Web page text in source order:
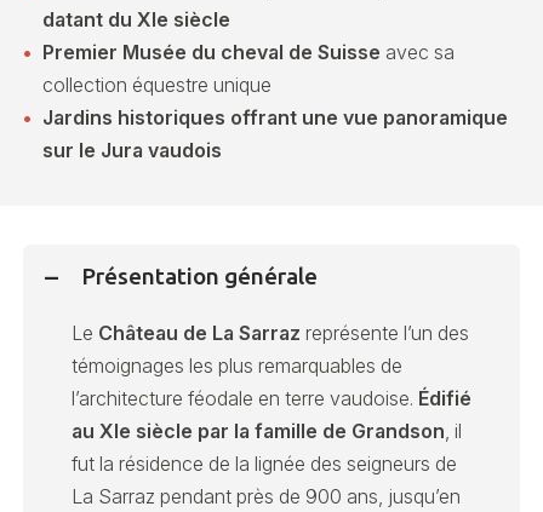
datant du XIe siècle
Premier Musée du cheval de Suisse avec sa
collection équestre unique
Jardins historiques offrant une vue panoramique
sur le Jura vaudois
Présentation générale
Le Château de La Sarraz représente l’un des
témoignages les plus remarquables de
l’architecture féodale en terre vaudoise. Édifié
au XIe siècle par la famille de Grandson, il
fut la résidence de la lignée des seigneurs de
La Sarraz pendant près de 900 ans, jusqu’en